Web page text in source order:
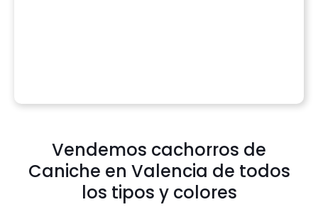
Vendemos cachorros de
Caniche en Valencia de todos
los tipos y colores